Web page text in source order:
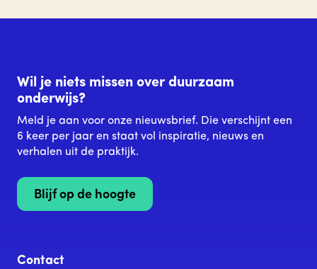
Wil je niets missen over duurzaam
onderwijs?
Meld je aan voor onze nieuwsbrief. Die verschijnt een
6 keer per jaar en staat vol inspiratie, nieuws en
verhalen uit de praktijk.
Blijf op de hoogte
Contact